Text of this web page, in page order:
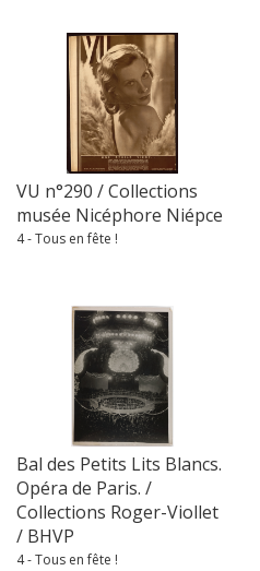
VU n°290 / Collections
musée Nicéphore Niépce
4 - Tous en fête !
Bal des Petits Lits Blancs.
Opéra de Paris. /
Collections Roger-Viollet
/ BHVP
4 - Tous en fête !